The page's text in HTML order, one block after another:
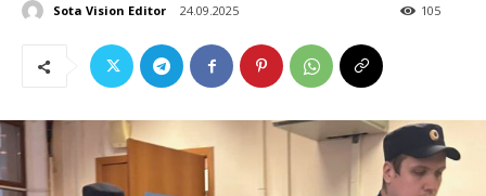
Sota Vision Editor 24.09.2025 105